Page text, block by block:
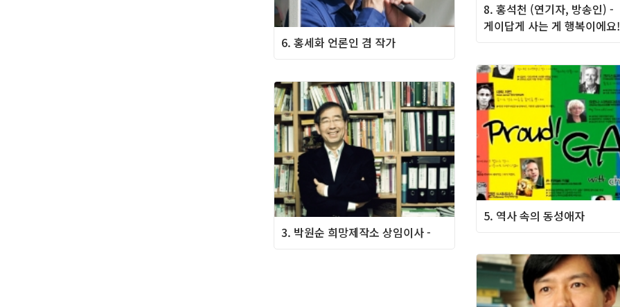
8. 홍석천 (연기자, 방송인) -
게이답게 사는 게 행복이에요!
6. 홍세화 언론인 겸 작가
5. 역사 속의 동성애자
3. 박원순 희망제작소 상임이사 -